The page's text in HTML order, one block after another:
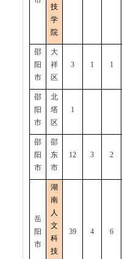
技
学
院
邵
阳
市
大
祥
区
3 1 1
邵
阳
市
北
塔
区
1
邵
阳
市
邵
东
市
12 3 2
岳
阳
市
湖
南
人
文
科
技
39 4 6